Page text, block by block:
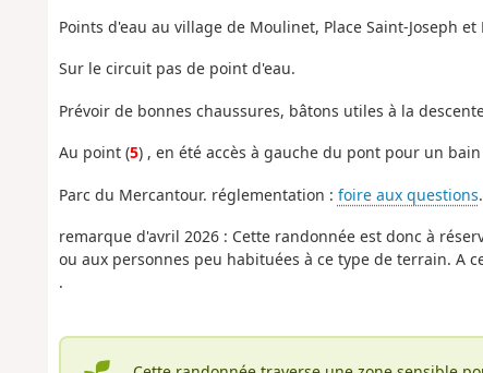
Points d'eau au village de Moulinet, Place Saint-Joseph et
Sur le circuit pas de point d'eau.
Prévoir de bonnes chaussures, bâtons utiles à la
Au point (5) , en été accès à gauche du pont pour un
Parc du Mercantour. réglementation : foire aux questions.
remarque d'avril 2026 : Cette randonnée est donc à
ou aux personnes peu habituées à ce type de terrain. A
.